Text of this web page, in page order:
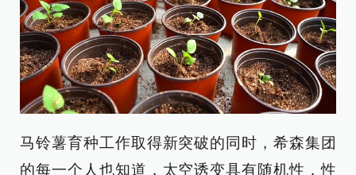
马铃薯育种工作取得新突破的同时，希森集团
的每一个人也知道，太空诱变具有随机性，性